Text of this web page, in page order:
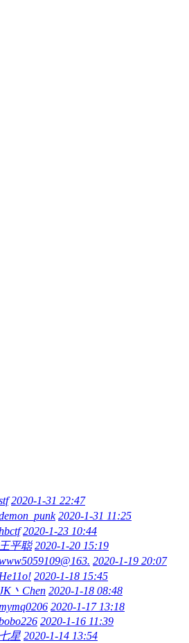
2020-1-31 22:47
2020-1-31 11:25
2020-1-23 10:44
王平聪 2020-1-20 15:19
2020-1-19 20:07
He11o! 2020-1-18 15:45
丶Chen 2020-1-18 08:48
2020-1-17 13:18
2020-1-16 11:39
七星 2020-1-14 13:54